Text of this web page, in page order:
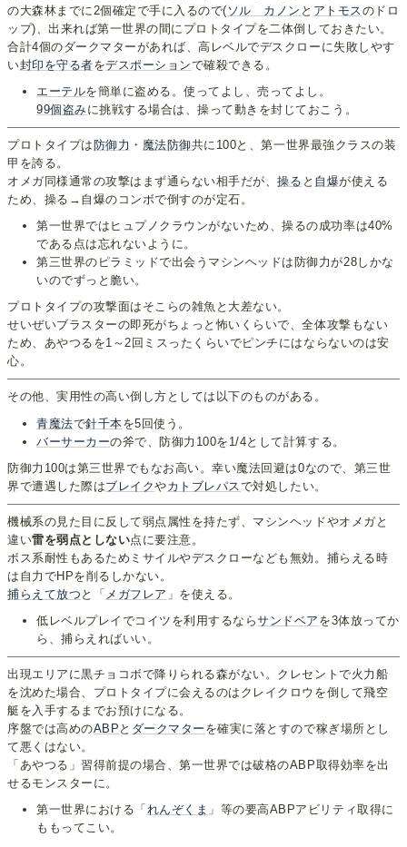
の大森林までに2個確定で手に入るので( ソル カノン と アトモス のドロ
ップ)、出来れば第一世界の間にプロトタイプを二体倒しておきたい。
合計4個のダークマターがあれば、高レベルでデスクローに失敗しやす
い封印を守る者をデスポーションで確殺できる。
エーテルを簡単に盗める。使ってよし、売ってよし。
99個盗みに挑戦する場合は、操って動きを封じておこう。
プロトタイプは 防御力 ・ 魔法防御共に100と、第一世界最強クラスの装
甲を誇る。
オメガ同様通常の攻撃はまず通らない相手だが、操る と 自爆が使える
ため、操る→自爆のコンボで倒すのが定石。
第一世界ではヒュプノクラウンがないため、操るの成功率は40%
である点は忘れないように。
第三世界のピラミッドで出会うマシンヘッドは防御力が28しかな
いのでずっと脆い。
プロトタイプの攻撃面はそこらの雑魚と大差ない。
せいぜいブラスターの即死がちょっと怖いくらいで、全体攻撃もない
ため、あやつるを1～2回ミスったくらいでピンチにはならないのは安
心。
その他、実用性の高い倒し方としては以下のものがある。
青魔法で針千本を5回使う。
バーサーカーの斧で、防御力100を1/4として計算する。
防御力100は第三世界でもなお高い。幸い魔法回避は0なので、第三世
界で遭遇した際はブレイクやカトブレパス で対処したい。
機械系の見た目に反して弱点属性を持たず、マシンヘッドやオメガと
違い雷を弱点としない点に要注意。
ボス系耐性もあるためミサイルやデスクローなども無効。捕らえる時
は自力でHPを削るしかない。
捕らえて放つ と「 メガフレア 」を使える。
低レベルプレイでコイツを利用するならサンドベア を3体放ってか
ら、捕らえればいい。
出現エリアに黒チョコボで降りられる森がない。クレセントで火力船
を沈めた場合、プロトタイプに会えるのはクレイクロウを倒して飛空
艇を入手するまでお預けになる。
序盤では高めのABP と ダークマター を確実に落とすので稼ぎ場所とし
て悪くはない。
「あやつる」習得前提の場合、第一世界では破格のABP取得効率を出
せるモンスターに。
第一世界における「 れんぞくま 」等の要高ABPアビリティ取得に
ももってこい。